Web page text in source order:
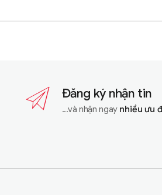
Đăng ký nhận tin
...và nhận ngay nhiều ưu